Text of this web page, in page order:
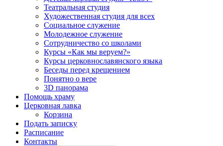
Театральная студия
Х​удожественная студия для всех
Социальное служение
Молодежное служение
Сотрудничество со школами
Курсы «Как мы веруем?»
Курсы церковнославянского языка
Беседы перед крещением
Понятно о вере
3D панорама
Помощь храму
Церковная лавка
Корзина
Подать записку
Расписание
Контакты